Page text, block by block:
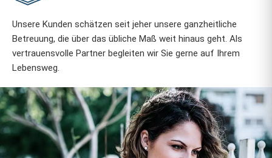
Unsere Kunden schätzen seit jeher unsere ganzheitliche
Betreuung, die über das übliche Maß weit hinaus geht. Als
vertrauensvolle Partner begleiten wir Sie gerne auf Ihrem
Lebensweg.